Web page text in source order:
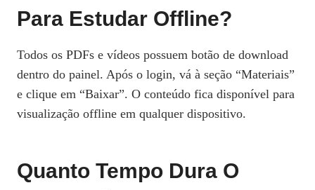
Para Estudar Offline?
Todos os PDFs e vídeos possuem botão de download
dentro do painel. Após o login, vá à seção “Materiais”
e clique em “Baixar”. O conteúdo fica disponível para
visualização offline em qualquer dispositivo.
Quanto Tempo Dura O